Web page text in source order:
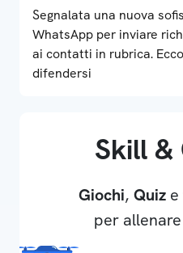
Segnalata una nuova
WhatsApp per inviare
ai contatti in rubrica.
difendersi
Skill &
Giochi, Quize
per